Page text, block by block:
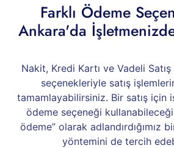
Farklı Ödeme
Ankara'da İşletmenizde
Nakit, Kredi Kartı ve Vadeli
seçenekleriyle satış
tamamlayabilirsiniz. Bir satış için
ödeme seçeneği
ödeme” olarak adlandırdığımız
yöntemini de tercih